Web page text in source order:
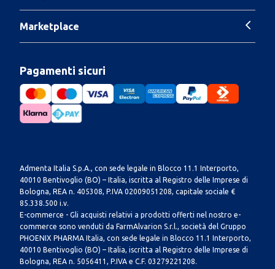
Marketplace
Pagamenti sicuri
Admenta Italia S.p.A., con sede legale in Blocco 11.1 Interporto,
40010 Bentivoglio (BO) – Italia, iscritta al Registro delle Imprese di
Bologna, REA n. 405308, P.IVA 02009051208, capitale sociale €
85.338.500 i.v.
E-commerce - Gli acquisti relativi a prodotti offerti nel nostro e-
commerce sono venduti da FarmAlvarion S.r.l., società del Gruppo
PHOENIX PHARMA Italia, con sede legale in Blocco 11.1 Interporto,
40010 Bentivoglio (BO) – Italia, iscritta al Registro delle Imprese di
Bologna, REA n. 5056411, P.IVA e C.F. 03279221208.